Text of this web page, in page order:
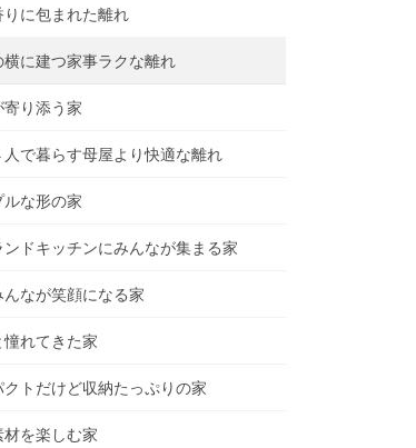
りに包まれた離れ
横に建つ家事ラクな離れ
寄り添う家
人で暮らす母屋より快適な離れ
ルな形の家
ンドキッチンにみんなが集まる家
んなが笑顔になる家
憧れてきた家
クトだけど収納たっぷりの家
材を楽しむ家